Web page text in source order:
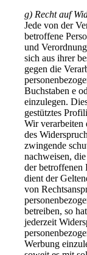
g) Recht auf
Jede von der
betroffene
und
sich aus ihrer
gegen die
Buchstaben e
einzulegen.
gestütztes
Wir verarbeiten
des
zwingende
nachweisen,
der betroffenen
dient der
von
betreiben, so
jederzeit
Werbung